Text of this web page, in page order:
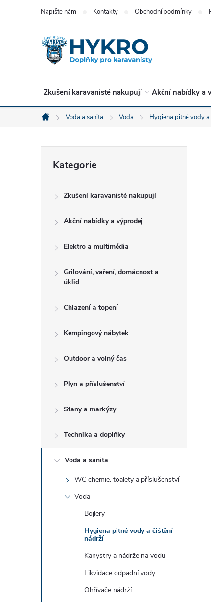
Napište nám Kontakty Obchodní podmínky
Zkušení karavanisté nakupují Akční nabídky a
Domů
Voda a sanita Voda Hygiena pitné vody
e
kategorie
Kategorie
Zkušení karavanisté nakupují
Akční nabídky a výprodej
Elektro a multimédia
Grilování, vaření, domácnost a
úklid
Chlazení a topení
Kempingový nábytek
Outdoor a volný čas
Plyn a příslušenství
Stany a markýzy
Technika a doplňky
Voda a sanita
WC chemie, toalety a příslušenství
Voda
Bojlery
Hygiena pitné vody a čištění
nádrží
Kanystry a nádrže na vodu
Likvidace odpadní vody
Ohřívače nádrží